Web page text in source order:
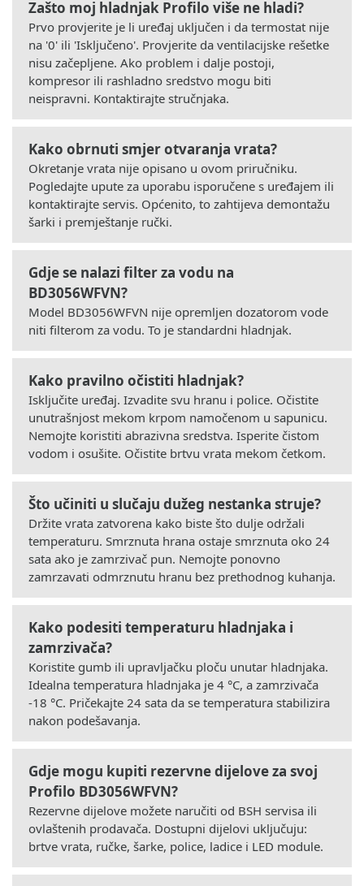
Zašto moj hladnjak Profilo više ne hladi?
Prvo provjerite je li uređaj uključen i da termostat nije
na '0' ili 'Isključeno'. Provjerite da ventilacijske rešetke
nisu začepljene. Ako problem i dalje postoji,
kompresor ili rashladno sredstvo mogu biti
neispravni. Kontaktirajte stručnjaka.
Kako obrnuti smjer otvaranja vrata?
Okretanje vrata nije opisano u ovom priručniku.
Pogledajte upute za uporabu isporučene s uređajem ili
kontaktirajte servis. Općenito, to zahtijeva demontažu
šarki i premještanje ručki.
Gdje se nalazi filter za vodu na
BD3056WFVN?
Model BD3056WFVN nije opremljen dozatorom vode
niti filterom za vodu. To je standardni hladnjak.
Kako pravilno očistiti hladnjak?
Isključite uređaj. Izvadite svu hranu i police. Očistite
unutrašnjost mekom krpom namočenom u sapunicu.
Nemojte koristiti abrazivna sredstva. Isperite čistom
vodom i osušite. Očistite brtvu vrata mekom četkom.
Što učiniti u slučaju dužeg nestanka struje?
Držite vrata zatvorena kako biste što dulje održali
temperaturu. Smrznuta hrana ostaje smrznuta oko 24
sata ako je zamrzivač pun. Nemojte ponovno
zamrzavati odmrznutu hranu bez prethodnog kuhanja.
Kako podesiti temperaturu hladnjaka i
zamrzivača?
Koristite gumb ili upravljačku ploču unutar hladnjaka.
Idealna temperatura hladnjaka je 4 °C, a zamrzivača
-18 °C. Pričekajte 24 sata da se temperatura stabilizira
nakon podešavanja.
Gdje mogu kupiti rezervne dijelove za svoj
Profilo BD3056WFVN?
Rezervne dijelove možete naručiti od BSH servisa ili
ovlaštenih prodavača. Dostupni dijelovi uključuju:
brtve vrata, ručke, šarke, police, ladice i LED module.